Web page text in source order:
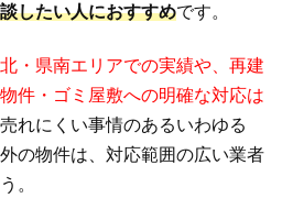
したい人におすすめです。
・県南エリアでの実績や、再建
件・ゴミ屋敷への明確な対応は
売れにくい事情のあるいわゆる
の物件は、対応範囲の広い業者
。